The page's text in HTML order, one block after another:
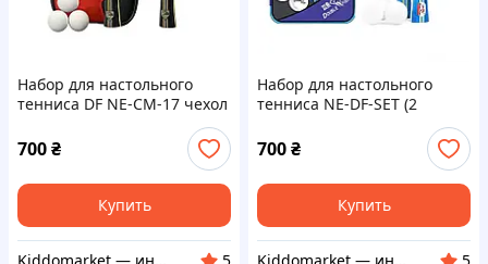
Набор для настольного
тенниса DF NE-CM-17 чехол
700₴
Купить
Kiddomarket — интернет-магазин детских игрушек в Украине
Набор для настольного
тенниса NE-DF-SET (2
ракетки, 3 шарика, чехол)
700₴
Купить
Kiddomarket — интернет-магазин детских игрушек в Украине